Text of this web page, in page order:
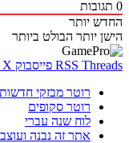
יותר
יותר הבולט ביותר
RSS פייסבוק X (טוויטר)
רוטר מבזקי חדשות
רוטר סקופים
לוח שנה עברי
אתר זה נבנה ועוצב על-